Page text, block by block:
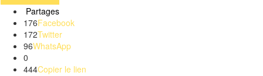
Partages
176Facebook
172Twitter
96WhatsApp
0
444Copier le lien